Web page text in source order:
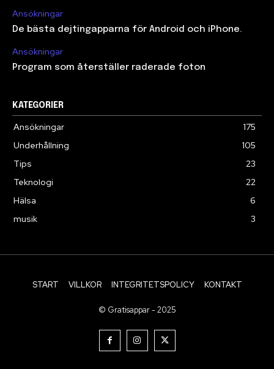
Ansökningar
De bästa dejtingapparna för Android och iPhone.
Ansökningar
Program som återställer raderade foton
KATEGORIER
Ansökningar
175
Underhållning
105
Tips
23
Teknologi
22
Hälsa
6
musik
3
START VILLKOR INTEGRITETSPOLICY KONTAKT
© Gratisappar - 2025